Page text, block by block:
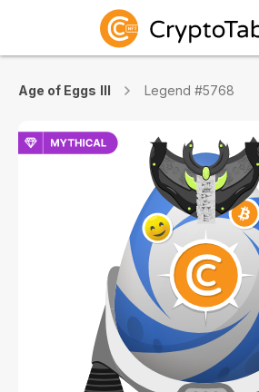
Age of Eggs III Legend #5768